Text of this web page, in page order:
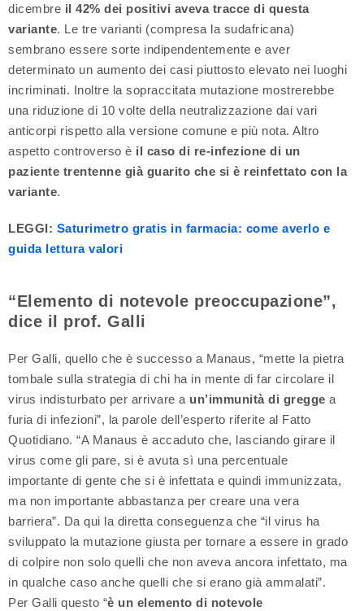
dicembre il 42% dei positivi aveva tracce di questa
variante. Le tre varianti (compresa la sudafricana)
sembrano essere sorte indipendentemente e aver
determinato un aumento dei casi piuttosto elevato nei luoghi
incriminati. Inoltre la sopraccitata mutazione mostrerebbe
una riduzione di 10 volte della neutralizzazione dai vari
anticorpi rispetto alla versione comune e più nota. Altro
aspetto controverso è il caso di re-infezione di un
paziente trentenne già guarito che si è reinfettato con la
variante.
LEGGI: Saturimetro gratis in farmacia: come averlo e
guida lettura valori
“Elemento di notevole preoccupazione”,
dice il prof. Galli
Per Galli, quello che è successo a Manaus, “mette la pietra
tombale sulla strategia di chi ha in mente di far circolare il
virus indisturbato per arrivare a un’immunità di gregge a
furia di infezioni”, la parole dell’esperto riferite al Fatto
Quotidiano. “A Manaus è accaduto che, lasciando girare il
virus come gli pare, si è avuta sì una percentuale
importante di gente che si è infettata e quindi immunizzata,
ma non importante abbastanza per creare una vera
barriera”. Da qui la diretta conseguenza che “il virus ha
sviluppato la mutazione giusta per tornare a essere in grado
di colpire non solo quelli che non aveva ancora infettato, ma
in qualche caso anche quelli che si erano già ammalati”.
Per Galli questo “è un elemento di notevole